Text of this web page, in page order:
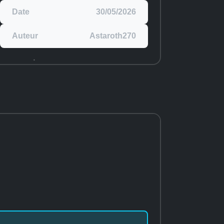
Date 30/05/2026
Auteur Astaroth270